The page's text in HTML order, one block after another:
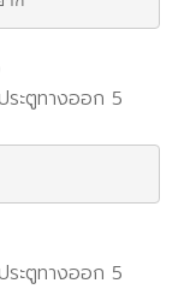
ะตูทางออก 5
ะตูทางออก 5